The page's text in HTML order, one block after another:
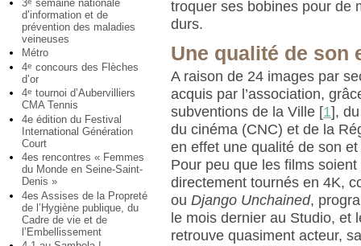
3
semaine nationale
d’information et de
prévention des maladies
veineuses
Métro
4e concours des Flèches
d’or
4e tournoi d’Aubervilliers
CMA Tennis
4e édition du Festival
International Génération
Court
4es rencontres « Femmes
du Monde en Seine-Saint-
Denis »
4es Assises de la Propreté
de l’Hygiène publique, du
Cadre de vie et de
l’Embellissement
troquer ses bobines pour de
durs.
Une qualité de son
A raison de 24 images par
acquis par l’association,
subventions de la Ville [1],
du cinéma (CNC) et de la
en effet une qualité de son
Pour peu que les films soient
directement tournés en 4K,
ouDjango Unchained,
le mois dernier au Studio, et
retrouve quasiment acteur,